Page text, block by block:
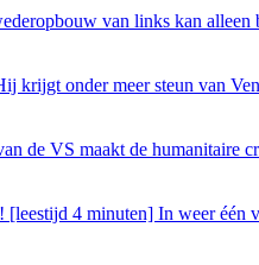
van links kan
krijgt onder meer steun van
de VS maakt de humanitaire
[leestijd 4 minuten] In weer